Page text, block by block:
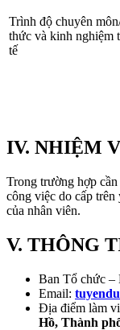
Trình độ chuyên
thức và kinh nghiệm
tế
IV. NHIỆM
Trong trường hợp
công việc do cấp
của nhân viên.
V. THÔNG
Ban Tổ chức –
Email:
Địa điểm làm
Hồ, Thành